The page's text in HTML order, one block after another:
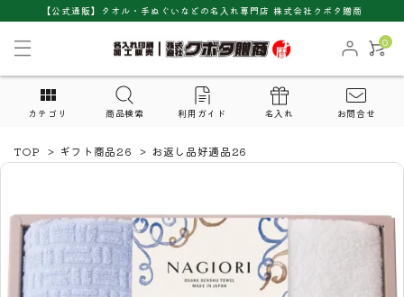
【公式通販】タオル・手ぬぐいなどの名入れ専門店 株式会社クボタ贈商
0
カテゴリ 商品検索 利用ガイド 名入れ お問合せ
TOP > ギフト商品26 > お返し品好適品26